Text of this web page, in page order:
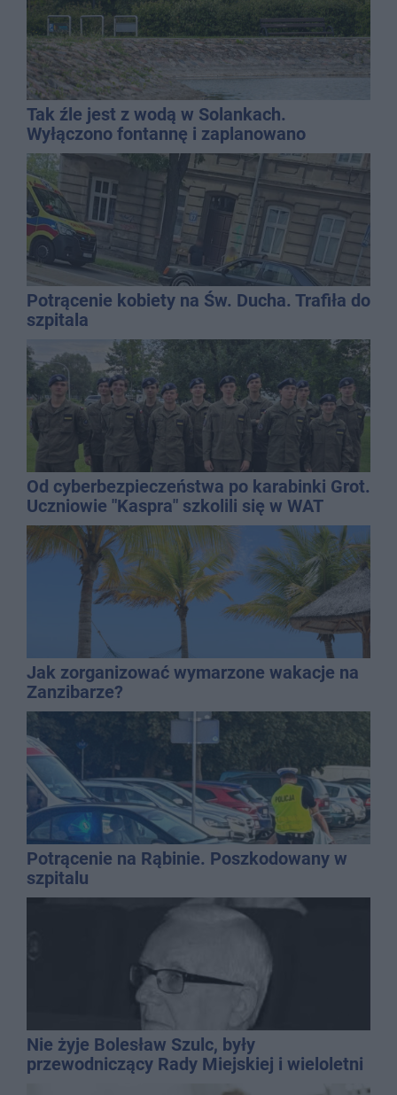
Tak źle jest z wodą w Solankach.
Wyłączono fontannę i zaplanowano
dolewkę
Potrącenie kobiety na Św. Ducha. Trafiła do
szpitala
Od cyberbezpieczeństwa po karabinki Grot.
Uczniowie "Kaspra" szkolili się w WAT
Jak zorganizować wymarzone wakacje na
Zanzibarze?
Potrącenie na Rąbinie. Poszkodowany w
szpitalu
Nie żyje Bolesław Szulc, były
przewodniczący Rady Miejskiej i wieloletni